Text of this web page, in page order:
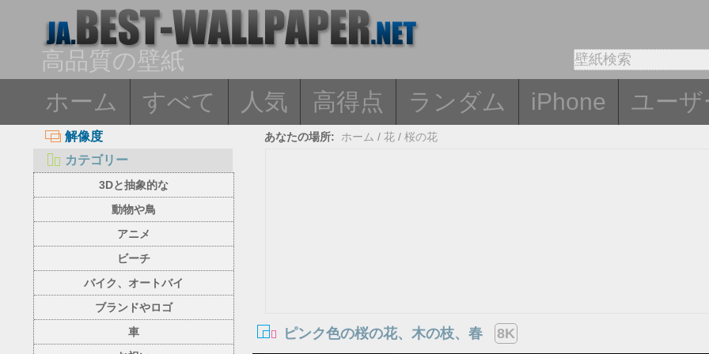
高品質の壁紙
ホーム
すべて 人気 高得点 ランダム iPhone ユーザ
解像度
カテゴリー
3Dと抽象的な
動物や鳥
アニメ
ビーチ
バイク、オートバイ
ブランドやロゴ
車
あなたの場所: ホーム /花 /桜の花
ピンク色の桜の花、木の枝、春 8K